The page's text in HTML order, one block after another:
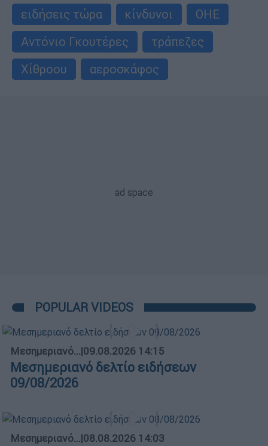
ειδήσεις τώρα
κίνδυνοι
ΟΗΕ
Αντόνιο Γκουτέρες
τράπεζες
Χίθροου
αεροσκάφος
POPULAR VIDEOS
Μεσημεριανό...|09.08.2026 14:15
Μεσημεριανό δελτίο ειδήσεων
09/08/2026
Μεσημεριανό...|08.08.2026 14:03